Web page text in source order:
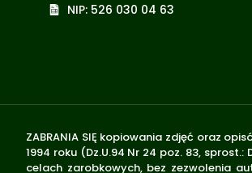
NIP: 526 030 04 63
ZABRANIA SIĘ kopiowania zdjęć oraz
1994 roku (Dz.U.94 Nr 24 poz. 83,
celach zarobkowych, bez zezwolenia